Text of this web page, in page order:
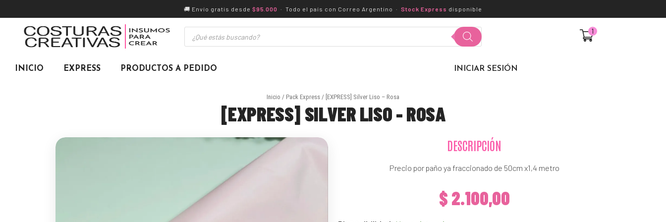
🚚 Envío gratis desde $95.000 · Todo el país con Correo Argentino · Stock Express disponible
al
contenido
Búsqueda
de
1
INICIO EXPRESS PRODUCTOS A PEDIDO INICIAR SESIÓN
Inicio / Pack Express / [EXPRESS] Silver Liso – Rosa
[EXPRESS] SILVER LISO - ROSA
DESCRIPCIÓN
Precio por paño ya fraccionado de 50cm x1,4 metro
$ 2.100,00